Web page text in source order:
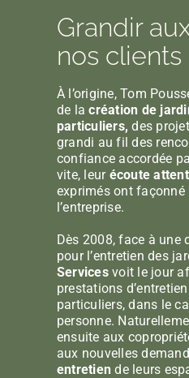
Grandir
nos clients
À l’origine, Tom
de lacréation de
particuliers, des
grandi au fil des
confiance accordée
vite, leur écoute
exprimés ont façonné
l’entreprise.
Dès 2008, face à une
pour l’entretien des
Servicesvoit le jour
prestations
particuliers, dans le
personne.
ensuite aux
aux nouvelles
entretiende leurs